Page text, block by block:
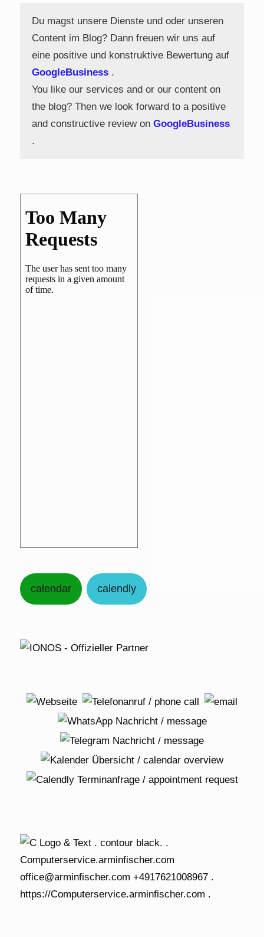
Du magst unsere Dienste und oder unseren
Content im Blog? Dann freuen wir uns auf
eine positive und konstruktive Bewertung auf
GoogleBusiness .
You like our services and or our content on
the blog? Then we look forward to a positive
and constructive review on GoogleBusiness
.
calendar calendly